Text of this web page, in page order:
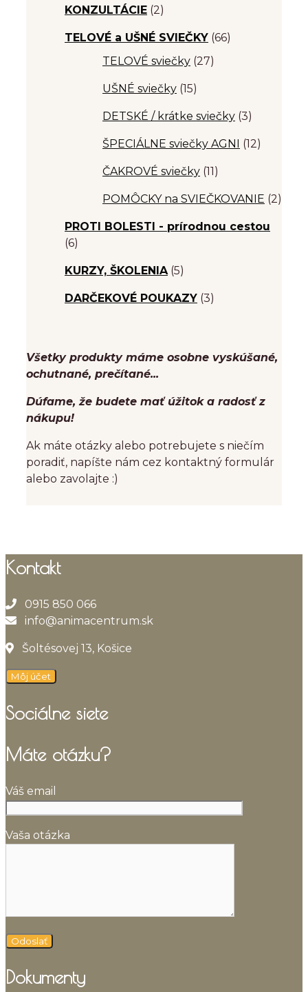
KONZULTÁCIE (2)
TELOVÉ a UŠNÉ SVIEČKY (66)
TELOVÉ sviečky (27)
UŠNÉ sviečky (15)
DETSKÉ / krátke sviečky (3)
ŠPECIÁLNE sviečky AGNI (12)
ČAKROVÉ sviečky (11)
POMÔCKY na SVIEČKOVANIE (2)
PROTI BOLESTI - prírodnou cestou
(6)
KURZY, ŠKOLENIA (5)
DARČEKOVÉ POUKAZY (3)
Všetky produkty máme osobne vyskúšané,
ochutnané, prečítané...
Dúfame, že budete mať úžitok a radosť z
nákupu!
Ak máte otázky alebo potrebujete s niečím
poradiť, napíšte nám cez kontaktný formulár
alebo zavolajte :)
Kontakt
0915 850 066
info@animacentrum.sk
Šoltésovej 13, Košice
Môj účet
Sociálne siete
Máte otázku?
Váš email
Vaša otázka
Dokumenty